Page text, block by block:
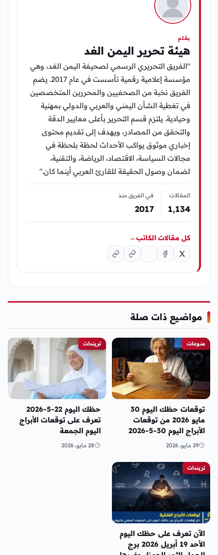
بقلم
هيئة تحرير اليمن الغد
"الفريق التحريري الرسمي لصحيفة اليمن الغد، وهي
مؤسسة إعلامية رقمية تأسست في عام 2017. يضم
الفريق نخبة من الصحفيين والمحررين المتخصصين
في تغطية الشأن اليمني والعربي والدولي بمهنية
وحيادية. يلتزم قسم التحرير بأعلى معايير الدقة
والتحقق من المصادر، ويهدف إلى تقديم محتوى
إخباري موثوق يواكب الأحداث لحظة بلحظة في
مجالات السياسة، الاقتصاد، الرياضة، والتقنية،
لضمان وصول الحقيقة للقارئ العربي أينما كان."
المقالات
1٬134
في الفريق منذ
2017
كل مقالات الكاتب←
مواضيع ذات صلة
منوعات
توقعات حظك اليوم 30
مايو 2026 من توقعات
الأبراج اليوم 30-5-2026
29 مايو، 2026
تريندات
حظك اليوم 22-5-2026
تعرف على توقعات الأبراج
اليوم الجمعة
28 مايو، 2026
تريندات
الآن تعرف على حظك اليوم
الأحد 19 أبريل 2026 برج